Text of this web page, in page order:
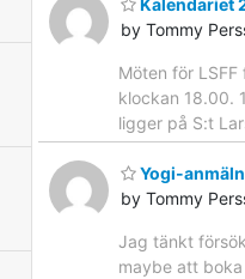
by Tommy
Möten för
klockan 18.00.
ligger på S:t
Yogi-
by Tommy
Jag tänkt
maybe att